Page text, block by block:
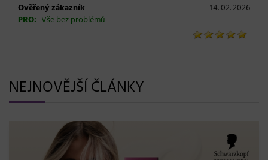
Ověřený zákazník
14. 02. 2026
PRO: Vše bez problémů
NEJNOVĚJŠÍ ČLÁNKY